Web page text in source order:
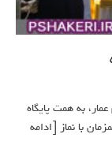
به همت پایگاه
با نماز
[ادامه